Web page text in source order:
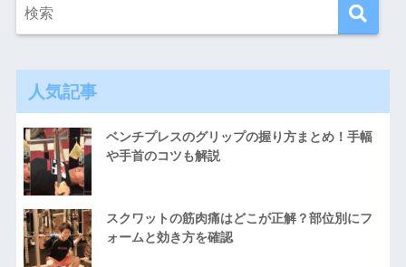
人気記事
ベンチプレスのグリップの握り方まとめ！手幅
や手首のコツも解説
スクワットの筋肉痛はどこが正解？部位別にフ
ォームと効き方を確認